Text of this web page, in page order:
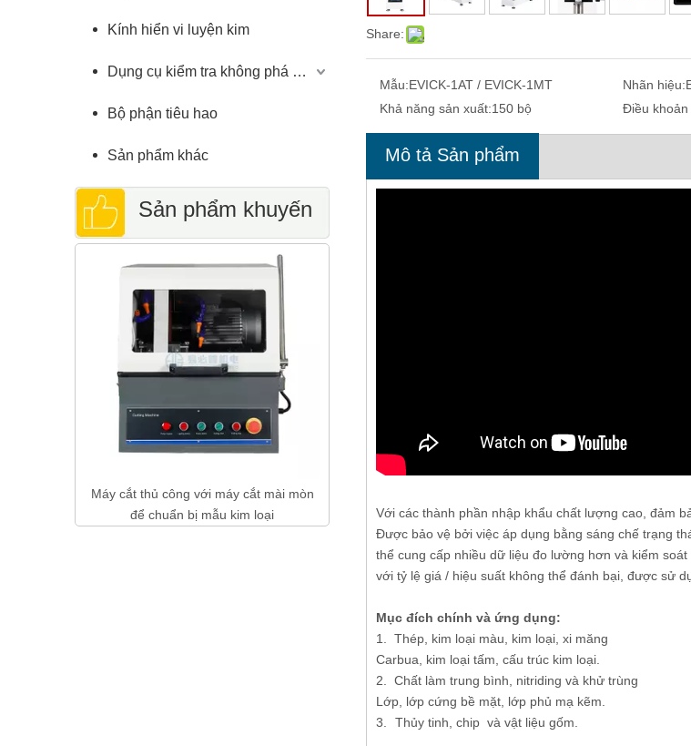
Kính hiển vi luyện kim
Dụng cụ kiểm tra không phá hủy
Bộ phận tiêu hao
Sản phẩm khác
Sản phẩm khuyến
cáo
Máy cắt thủ công với máy cắt mài mòn
để chuẩn bị mẫu kim loại
Share:
Mẫu:EVICK-1AT / EVICK-1MT Nhãn hiệu:
Khả năng sản xuất:150 bộ Điều
Mô tả Sản phẩm
Với các thành phần nhập khẩu chất lượng cao, đảm
Được bảo vệ bởi việc áp dụng bằng sáng chế trạng
thể cung cấp nhiều dữ liệu đo lường hơn và kiểm
với tỷ lệ giá / hiệu suất không thể đánh bại, được sử
Mục đích chính và ứng dụng:
1. Thép, kim loại màu, kim loại, xi măng
Carbua, kim loại tấm, cấu trúc kim loại.
2. Chất làm trung bình, nitriding và khử trùng
Lớp, lớp cứng bề mặt, lớp phủ mạ kẽm.
3. Thủy tinh, chip và vật liệu gốm.